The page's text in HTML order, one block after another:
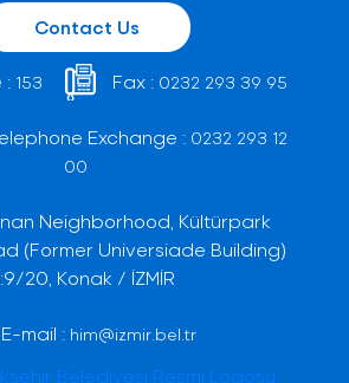
Contact Us
: 153 Fax : 0232 293 39 95
Exchange : 0232 293 12
00
Neighborhood, Kültürpark
(Former Universiade Building)
20, Konak / İZMİR
E-mail : him@izmir.bel.tr